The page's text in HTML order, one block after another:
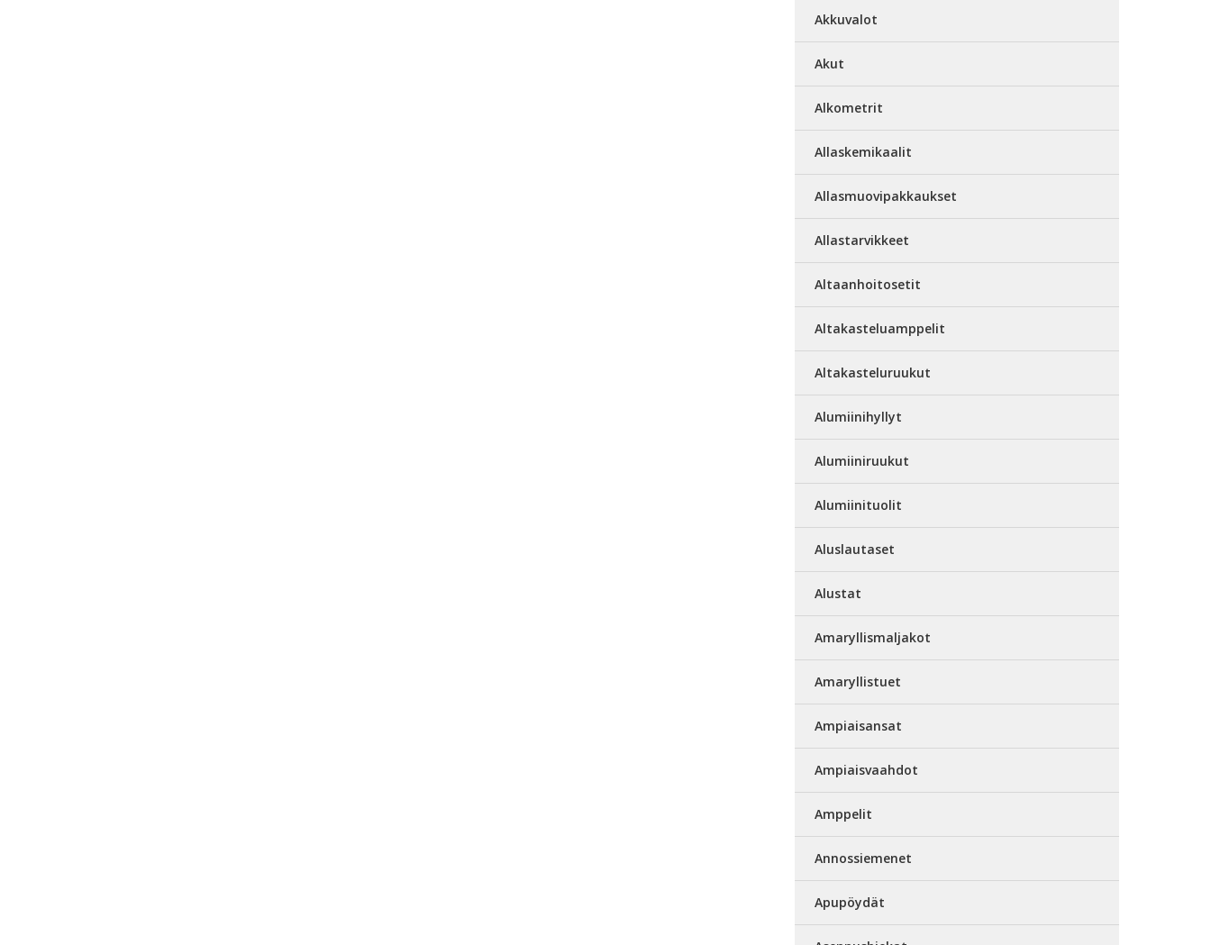
Akkuvalot
Akut
Alkometrit
Allaskemikaalit
Allasmuovipakkaukset
Allastarvikkeet
Altaanhoitosetit
Altakasteluamppelit
Altakasteluruukut
Alumiinihyllyt
Alumiiniruukut
Alumiinituolit
Aluslautaset
Alustat
Amaryllismaljakot
Amaryllistuet
Ampiaisansat
Ampiaisvaahdot
Amppelit
Annossiemenet
Apupöydät